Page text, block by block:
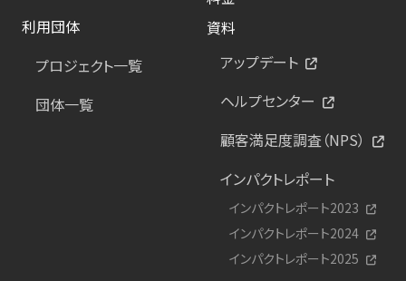
利用団体
プロジェクト一覧
団体一覧
資料
アップデート
ヘルプセンター
顧客満足度調査（NPS）
インパクトレポート
インパクトレポート2023
インパクトレポート2024
インパクトレポート2025